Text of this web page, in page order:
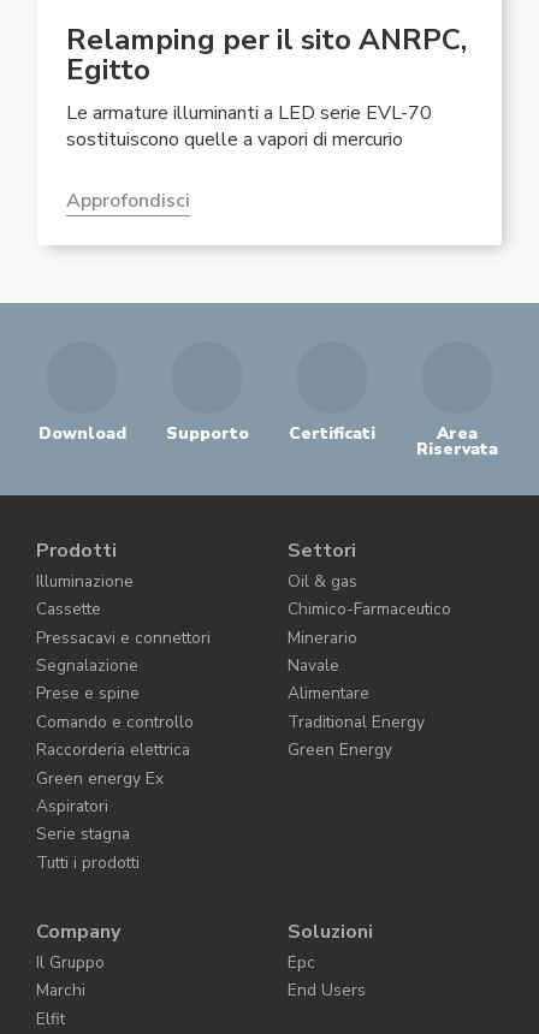
Relamping per il sito ANRPC,
Egitto
Le armature illuminanti a LED serie EVL-70
sostituiscono quelle a vapori di mercurio
Approfondisci
Download Supporto Certificati Area
Riservata
Prodotti
Illuminazione
Cassette
Pressacavi e connettori
Segnalazione
Prese e spine
Comando e controllo
Raccorderia elettrica
Green energy Ex
Aspiratori
Serie stagna
Tutti i prodotti
Settori
Oil & gas
Chimico-Farmaceutico
Minerario
Navale
Alimentare
Traditional Energy
Green Energy
Company
Il Gruppo
Marchi
Elfit
Soluzioni
Epc
End Users